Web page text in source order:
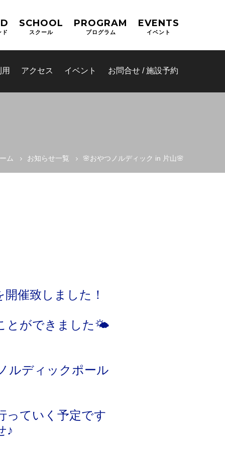
ド
SCHOOL
スクール
PROGRAM
プログラム
EVENTS
イベント
アクセス イベント お問合せ / 施設予約
ム(OPAS)
ム お知らせ一覧 🌸おやつノルディック in 片山🌸
催致しました！
とができました🌤
ルディックポール
っていく予定です
♪